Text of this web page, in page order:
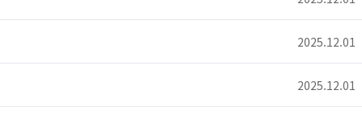
2025.12.01
2025.12.01